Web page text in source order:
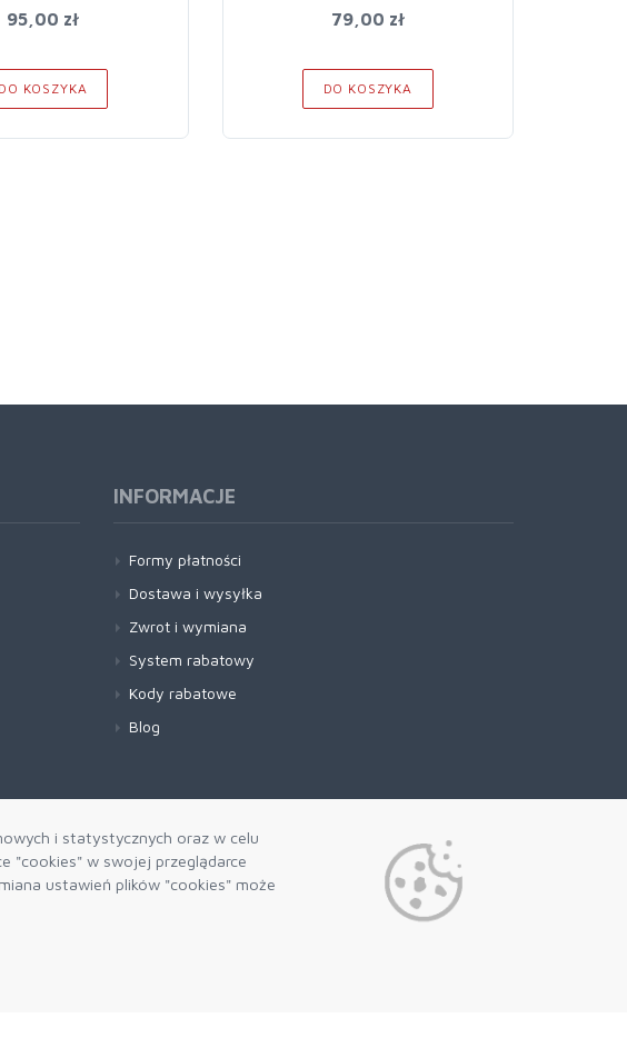
i statystycznych oraz w celu
"cookies" w swojej przeglądarce
ustawień plików "cookies" może
95,00 zł
DO KOSZYKA
79,00 zł
DO KOSZYKA
INFORMACJE
Formy płatności
Dostawa i wysyłka
Zwrot i wymiana
System rabatowy
Kody rabatowe
Blog